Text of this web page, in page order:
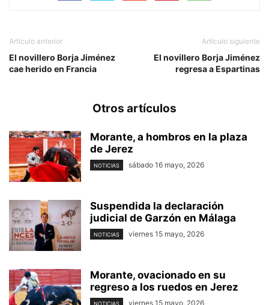
Artículo anterior
El novillero Borja Jiménez
cae herido en Francia
Artículo siguiente
El novillero Borja Jiménez
regresa a Espartinas
Otros artículos
Morante, a hombros en la plaza
de Jerez
NOTICIAS sábado 16 mayo, 2026
Suspendida la declaración
judicial de Garzón en Málaga
NOTICIAS viernes 15 mayo, 2026
Morante, ovacionado en su
regreso a los ruedos en Jerez
NOTICIAS viernes 15 mayo, 2026